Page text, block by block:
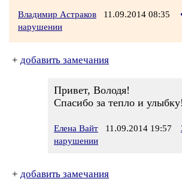
Владимир Астраков 11.09.2014 08:35
нарушении
+ добавить замечания
Привет, Володя!
Спасибо за тепло и
Елена Вайт 11.09.2014 19:57
нарушении
+ добавить замечания